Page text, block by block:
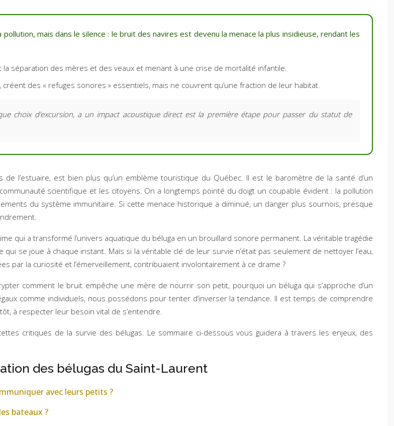
mais dans le silence : le bruit des navires est devenu la menace la plus insidieuse, rendant les
séparation des mères et des veaux et menant à une crise de mortalité infantile.
des « refuges sonores » essentiels, mais ne couvrent qu’une fraction de leur habitat.
choix d’excursion, a un impact acoustique direct est la première étape pour passer du statut de
l’estuaire, est bien plus qu’un emblème touristique du Québec. Il est le baromètre de la santé d’un
scientifique et les citoyens. On a longtemps pointé du doigt un coupable évident : la pollution
du système immunitaire. Si cette menace historique a diminué, un danger plus sournois, presque
qui a transformé l’univers aquatique du béluga en un brouillard sonore permanent. La véritable tragédie
se joue à chaque instant. Mais si la véritable clé de leur survie n’était pas seulement de nettoyer l’eau,
par la curiosité et l’émerveillement, contribuaient involontairement à ce drame ?
comment le bruit empêche une mère de nourrir son petit, pourquoi un béluga qui s’approche d’un
comme individuels, nous possédons pour tenter d’inverser la tendance. Il est temps de comprendre
à respecter leur besoin vital de s’entendre.
critiques de la survie des bélugas. Le sommaire ci-dessous vous guidera à travers les enjeux, des
des bélugas du Saint-Laurent
avec leurs petits ?
bateaux ?